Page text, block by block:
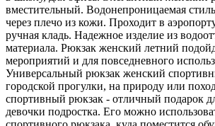
вместительный. Водонепроницаемая
через плечо из кожи. Проходит в
ручная кладь. Надежное изделие из
материала. Рюкзак женский летний
мероприятий и для повседневного
Универсальный рюкзак женский
городской прогулки, на природу или
спортивный рюкзак - отличный подарок
девочки подростка. Его можно